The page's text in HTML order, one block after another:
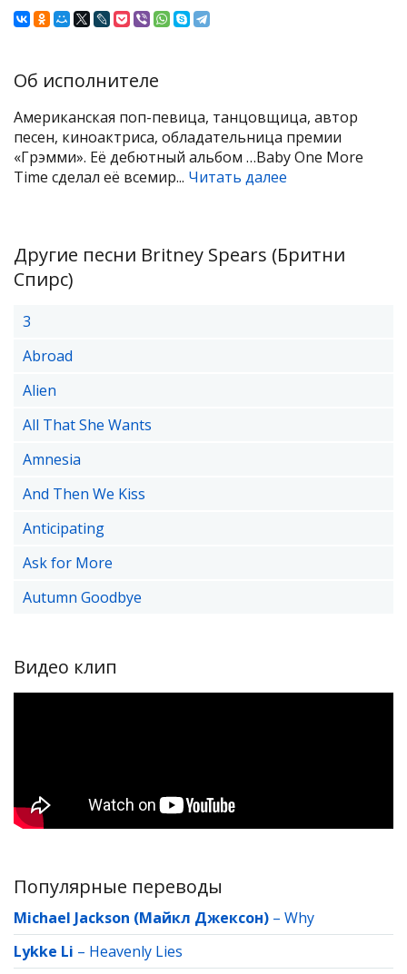
Об исполнителе
Американская поп-певица, танцовщица, автор
песен, киноактриса, обладательница премии
«Грэмми». Её дебютный альбом …Baby One More
Time сделал её всемир... Читать далее
Другие песни Britney Spears (Бритни
Спирс)
3
Abroad
Alien
All That She Wants
Amnesia
And Then We Kiss
Anticipating
Ask for More
Autumn Goodbye
Видео клип
Популярные переводы
Michael Jackson (Майкл Джексон) – Why
Lykke Li – Heavenly Lies